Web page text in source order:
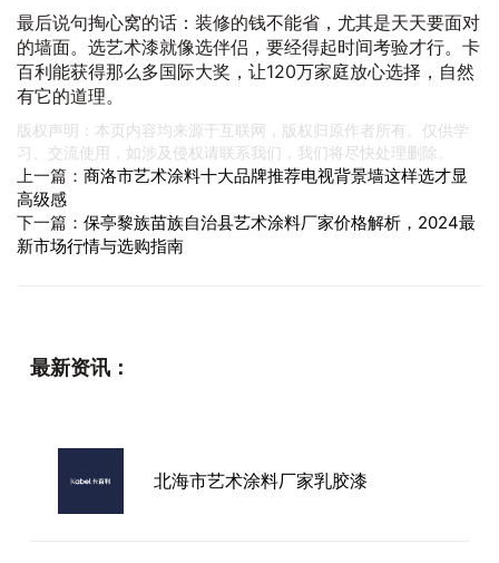
最后说句掏心窝的话：装修的钱不能省，尤其是天天要面对
的墙面。选艺术漆就像选伴侣，要经得起时间考验才行。卡
百利能获得那么多国际大奖，让120万家庭放心选择，自然
有它的道理。
版权声明：本页内容均来源于互联网，版权归原作者所有。仅供学
习、交流使用，如涉及侵权请联系我们，我们将尽快处理删除。
上一篇： 商洛市艺术涂料十大品牌推荐电视背景墙这样选才显
高级感
下一篇： 保亭黎族苗族自治县艺术涂料厂家价格解析，2024最
新市场行情与选购指南
最新资讯：
北海市艺术涂料厂家乳胶漆